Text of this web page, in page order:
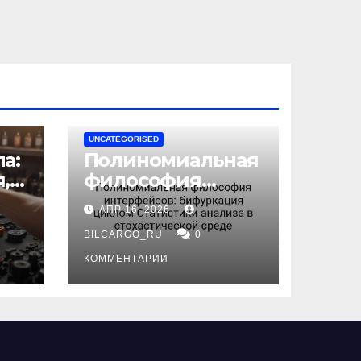
UNCATEGORISED
Полиномиальная
философия
интерфейсов:
бифуркация
циклом
Статистики
анализа в
среде
АПР 16, 2026
BILCARGO_RU 0
КОММЕНТАРИИ